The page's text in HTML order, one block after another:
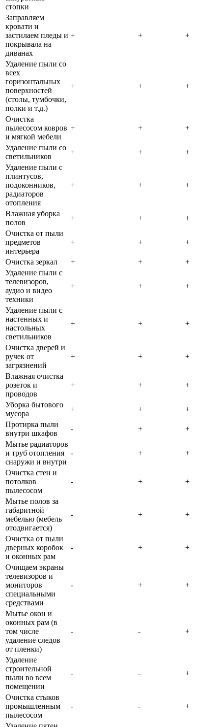
стопки
Заправляем
кровати и
застилаем пледы и
покрывала на
диванах
+ + +
Удаление пыли со
всех
горизонтальных
поверхностей
(столы, тумбочки,
полки и т.д.)
+ + +
Очистка
пылесосом ковров
и мягкой мебели
+ + +
Удаление пыли со
светильников
+ +
+
Удаление пыли с
плинтусов,
подоконников,
радиаторов
отопления
+ + +
Влажная уборка
полов
+ +
+
Очистка от пыли
предметов
интерьера
+ + +
Очистка зеркал + +
+
Удаление пыли с
телевизоров,
аудио и видео
техники
+ + +
Удаление пыли с
настенных и
настольных
светильников
+ + +
Очистка дверей и
ручек от
загрязнений
+ + +
Влажная очистка
розеток и
проводов
+ + +
Уборка бытового
мусора
+ +
+
Протирка пыли
внутри шкафов
- +
+
Мытье радиаторов
и труб отопления
снаружи и внутри
- + +
Очистка стен и
потолков
пылесосом
- + +
Мытье полов за
габаритной
мебелью (мебель
отодвигается)
- + +
Очистка от пыли
дверных коробок
и оконных рам
- + +
Очищаем экраны
телевизоров и
мониторов
специальными
средствами
- + +
Мытье окон и
оконных рам (в
том числе
удаление следов
от пленки)
- - +
Удаление
строительной
пыли во всем
помещении
- - +
Очистка стыков
промышленным
пылесосом
- - +